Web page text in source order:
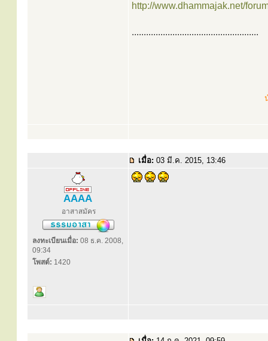
http://www.dhammajak.net/
.....................................................
เมื่อ: 03 มี.ค. 2015, 13:46
AAAA
อาสาสมัคร
ลงทะเบียนเมื่อ: 08 ธ.ค. 2008,
09:34
โพสต์: 1420